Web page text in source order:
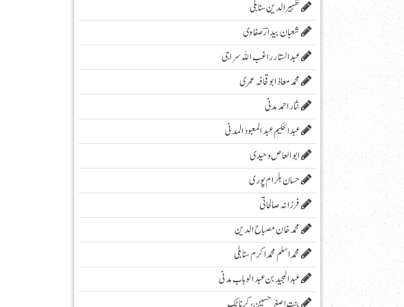
ظہیرالدین سنابلی
شعبان بیدارؔ صفاوی
عبدالستار راغب اللہ سراجی
محمدمعاذابوقحافہ عمری
نثار احمد مدنی
عبدالحکیم عبدالمعبودالمدنی
ابو العاص وحیدی
حسان بلرام پوری
فرزانہ صالحاتی
محمد خان مصباح الدین
محمد اسلم محمد اکرم سنابلی
عبد المجید بن عبد الوہاب مدنی